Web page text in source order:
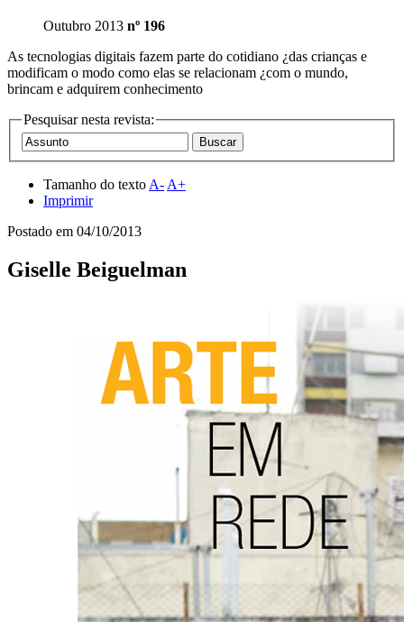
Outubro 2013 nº 196
As tecnologias digitais fazem parte do cotidiano ¿das crianças e
modificam o modo como elas se relacionam ¿com o mundo,
brincam e adquirem conhecimento
Pesquisar nesta revista:
Tamanho do texto A- A+
Imprimir
Postado em 04/10/2013
Giselle Beiguelman